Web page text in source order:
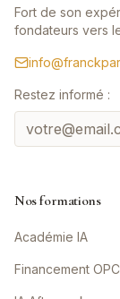
Fort de son
fondateurs vers
Restez informé :
Nos formations
Académie IA
Financement